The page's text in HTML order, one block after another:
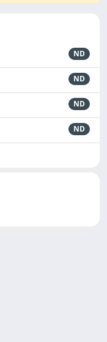
ND
ND
ND
ND